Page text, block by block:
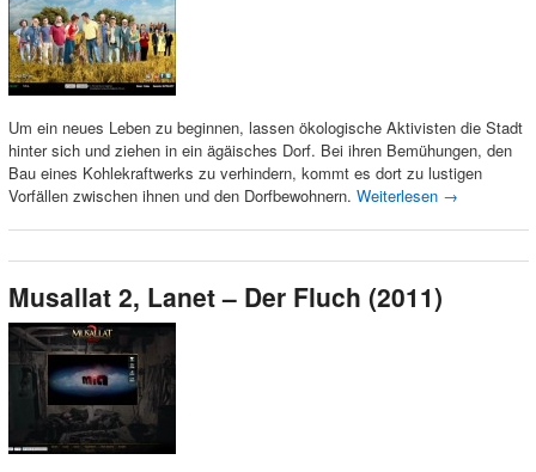
Um ein neues Leben zu beginnen, lassen ökologische Aktivisten die Stadt
hinter sich und ziehen in ein ägäisches Dorf. Bei ihren Bemühungen, den
Bau eines Kohlekraftwerks zu verhindern, kommt es dort zu lustigen
Vorfällen zwischen ihnen und den Dorfbewohnern. Weiterlesen →
Musallat 2, Lanet – Der Fluch (2011)